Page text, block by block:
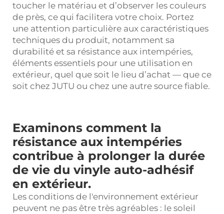
toucher le matériau et d’observer les couleurs
de près, ce qui facilitera votre choix. Portez
une attention particulière aux caractéristiques
techniques du produit, notamment sa
durabilité et sa résistance aux intempéries,
éléments essentiels pour une utilisation en
extérieur, quel que soit le lieu d’achat — que ce
soit chez JUTU ou chez une autre source fiable.
Examinons comment la
résistance aux intempéries
contribue à prolonger la durée
de vie du vinyle auto-adhésif
en extérieur.
Les conditions de l'environnement extérieur
peuvent ne pas être très agréables : le soleil